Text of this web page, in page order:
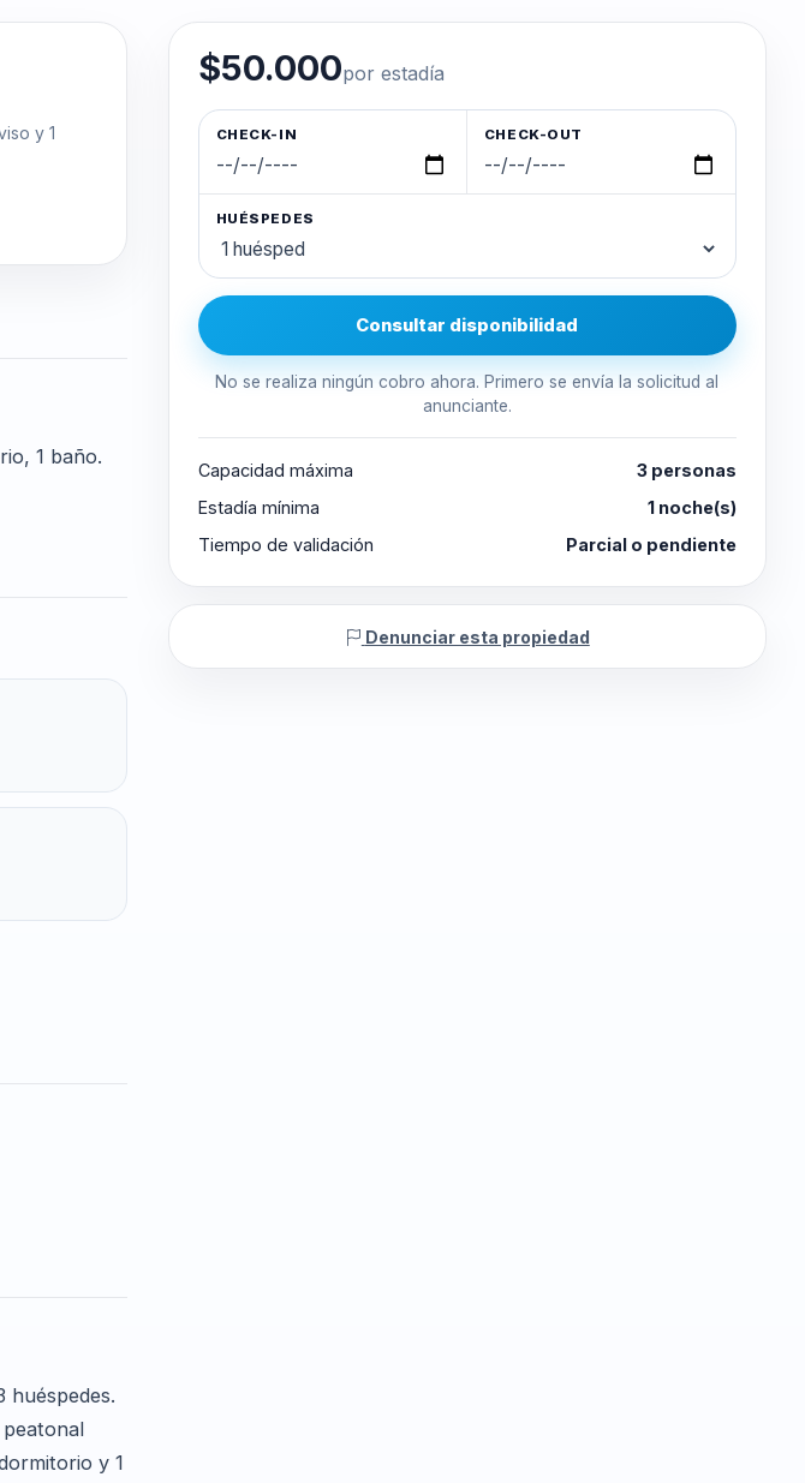
y 1
1 baño.
huéspedes.
y 1
$50.000por estadía
CHECK-IN CHECK-OUT
HUÉSPEDES
Consultar disponibilidad
No se realiza ningún cobro ahora. Primero se envía la solicitud al
anunciante.
Capacidad máxima
3 personas
Estadía mínima
1 noche(s)
Tiempo de validación
Parcial o pendiente
Denunciar esta propiedad